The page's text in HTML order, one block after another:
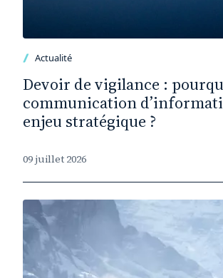
Actualité
Devoir de vigilance :
communication
enjeu stratégique ?
09 juillet 2026